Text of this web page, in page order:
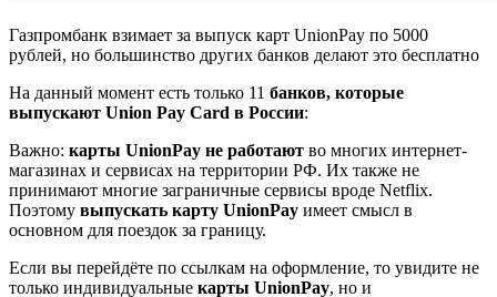
Газпромбанк взимает за выпуск карт UnionPay по 5000
рублей, но большинство других банков делают это бесплатно
На данный момент есть только 11 банков, которые
выпускают Union Pay Card в России:
Важно: карты UnionPay не работают во многих интернет-
магазинах и сервисах на территории РФ. Их также не
принимают многие заграничные сервисы вроде Netflix.
Поэтому выпускать карту UnionPay имеет смысл в
основном для поездок за границу.
Если вы перейдёте по ссылкам на оформление, то увидите не
только индивидуальные карты UnionPay, но и